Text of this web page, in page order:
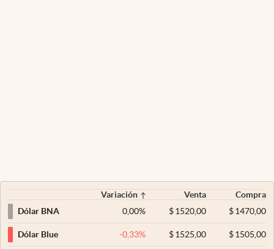
Variación Venta
Compra
Dólar BNA
0,00% $ 1520,00 $1470,00
Dólar Blue -0,33% $ 1525,00 $1505,00